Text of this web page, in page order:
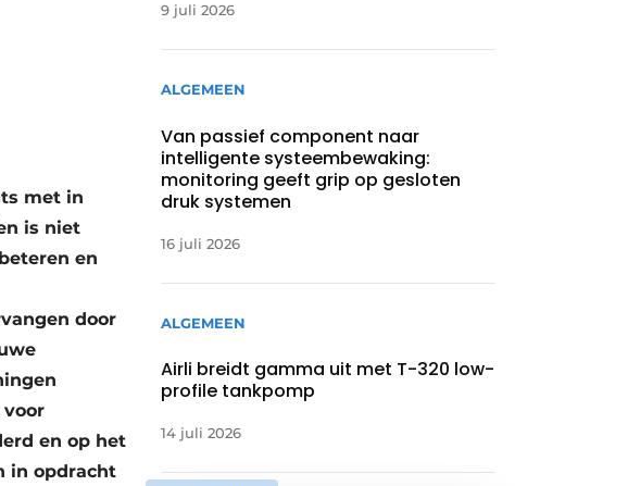
met in
is niet
en
door
en op het
in opdracht
9 juli 2026
ALGEMEEN
Van passief component naar
intelligente systeembewaking:
monitoring geeft grip op gesloten
druk systemen
16 juli 2026
ALGEMEEN
Airli breidt gamma uit met T-320 low-
profile tankpomp
14 juli 2026